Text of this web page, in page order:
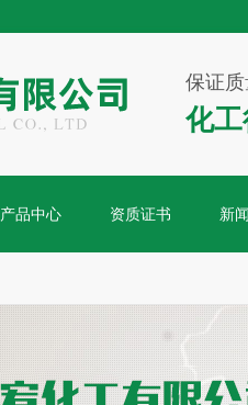
保证
化
产品中心 资质证书 新